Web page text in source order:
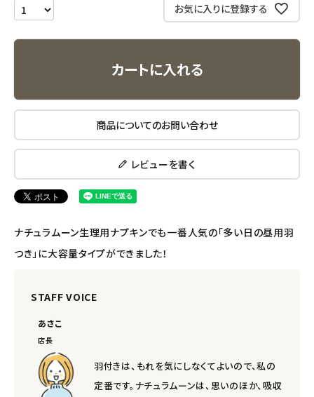
エコメイト
コラム・スタッフのおすすめ
ご利用ガイド等
アカウント情報
ようこそ ゲスト 様
お気に入りに登録する
カートに入れる
商品についてのお問い合わせ
レビューを書く
ナチュラムーン生理用ナプキンでも一番人気の「多い日の昼用羽
つき」に大容量タイプができました！
STAFF VOICE
あさこ
店長
羽付きは、もれを気にしなくてよいので、私の
定番です。ナチュラムーンは、思いのほか、吸収